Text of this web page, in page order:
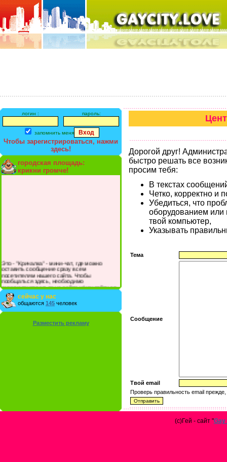
логин : пароль:
запомнить меня
Чтобы зарегистрироваться, нажми
здесь!
городская площадь:
крикни громче!
Это - "Кричалка" - мини-чат, где можно
оставить сообщение сразу всем
посетителям нашего сайта. Чтобы
пообщаться здесь, необходимо
зарегистрироваться на сайте и/или войти со
своими логином и паролем.
сейчас у нас
общаются 145 человек
Разместить рекламу
Дорогой друг!
быстро решать все
просим тебя:
В текстах
Четко, корректно и
Убедиться, что
оборудованием
твой компьютер,
Указывать
Тема
Сообщение
Твой email
Проверь правильность email
(с)Гей - сайт "Gay